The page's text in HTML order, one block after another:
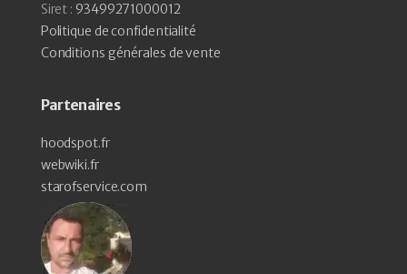
Siret : 93499271000012
Politique de confidentialité
Conditions générales de vente
Partenaires
hoodspot.fr
webwiki.fr
starofservice.com